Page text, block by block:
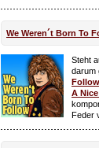
We Weren´t Born To
Steht
darum
Follow
A
Feder